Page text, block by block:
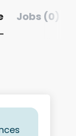
Jobs (0)